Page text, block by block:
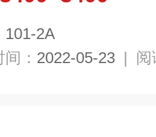
101-2A
： 2022-05-23 | 阅